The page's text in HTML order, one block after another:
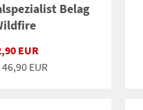
Belag
EUR
46,90 EUR